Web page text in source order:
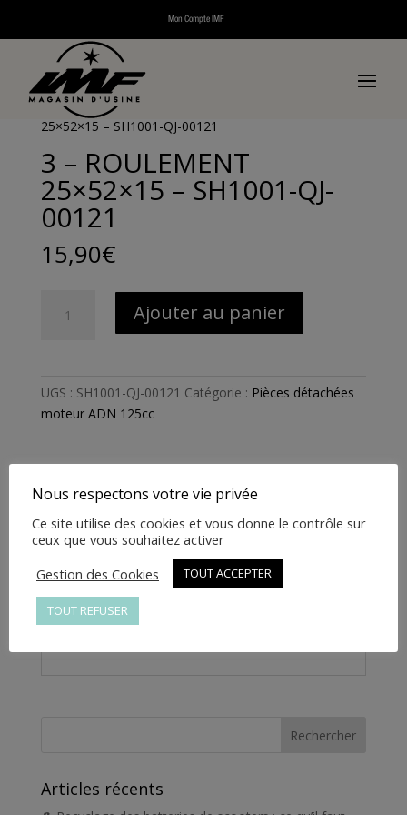
Mon Compte IMF
Accueil /Pièces détachées
thermiques/Pièces détachées ADN 125cc
détachées moteur ADN 125cc
25×52×15 – SH1001-QJ-00121
3 – ROULEMENT
25×52×15 – SH1001-QJ-
00121
15,90€
QJ-
00121
Ajouter au panier
UGS : SH1001-QJ-00121 Catégorie : Pièces détachées
moteur ADN 125cc
Informations complémentaires
Informations
complémentaires
Poids
Articles récents
Nous respectons votre vie privée
Ce site utilise des cookies et vous donne le contrôle sur
ceux que vous souhaitez activer
Gestion des Cookies
TOUT ACCEPTER
TOUT REFUSER